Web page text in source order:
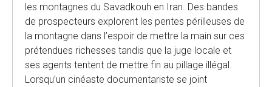
les montagnes du Savadkouh en Iran. Des bandes
de prospecteurs explorent les pentes périlleuses de
la montagne dans l’espoir de mettre la main sur ces
prétendues richesses tandis que la juge locale et
ses agents tentent de mettre fin au pillage illégal.
Lorsqu’un cinéaste documentariste se joint